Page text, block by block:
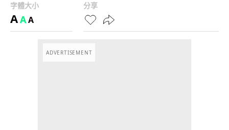
字體大小
AAA
分享
ADVERTISEMENT